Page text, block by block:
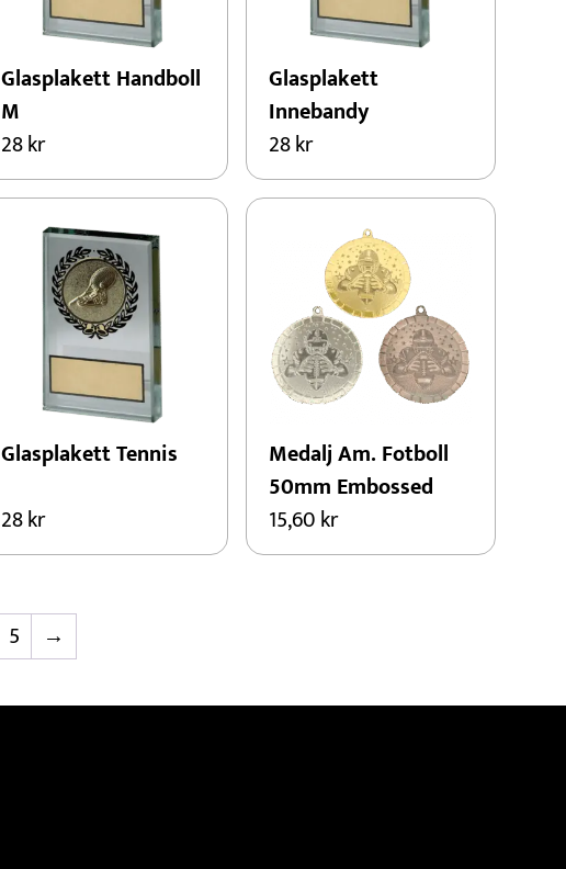
Glasplakett Handboll
M
28kr
Glasplakett
Innebandy
28kr
Glasplakett Tennis
28kr
Medalj Am. Fotboll
50mm Embossed
15,60kr
5 →